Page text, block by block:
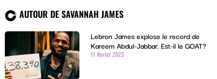
AUTOUR DE SAVANNAH JAMES
Lebron James explose le record de
Kareem Abdul-Jabbar. Est-il le GOAT?
11 février 2023